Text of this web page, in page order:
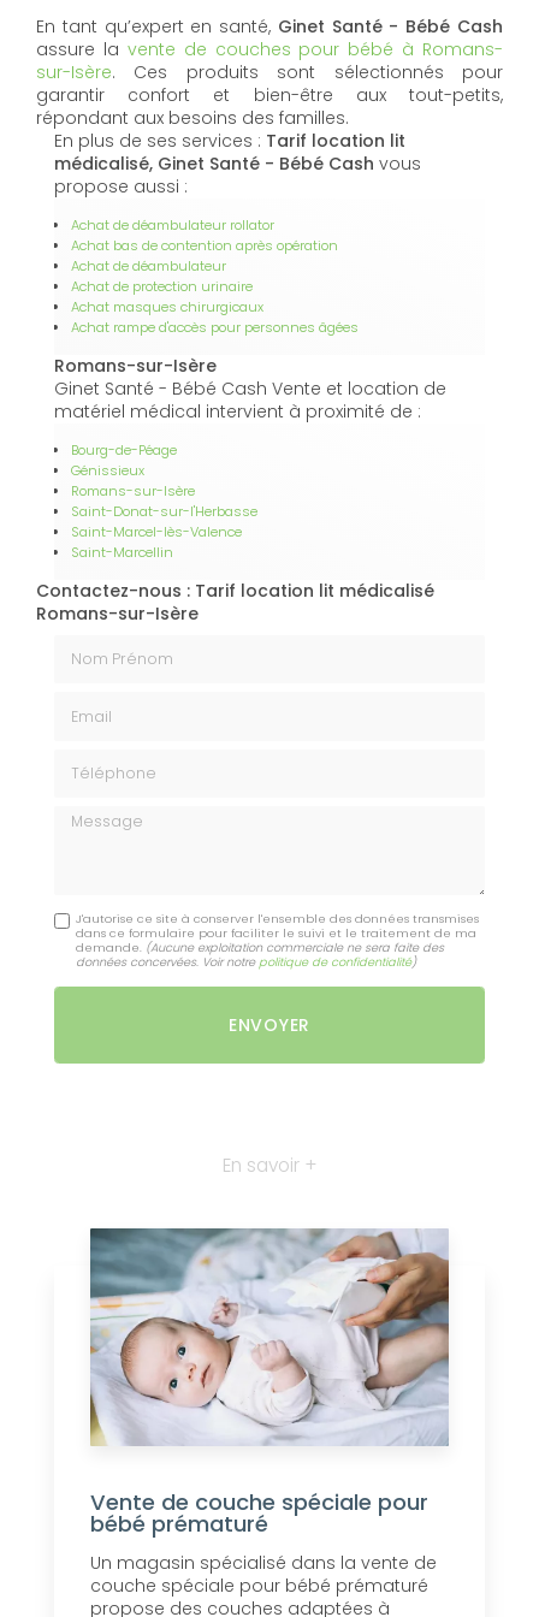
En tant qu’expert en santé, Ginet Santé - Bébé Cash
assure la vente de couches pour bébé à Romans-
sur-Isère. Ces produits sont sélectionnés pour
garantir confort et bien-être aux tout-petits,
répondant aux besoins des familles.
En plus de ses services : Tarif location lit
médicalisé, Ginet Santé - Bébé Cash vous
propose aussi :
Achat de déambulateur rollator
Achat bas de contention après opération
Achat de déambulateur
Achat de protection urinaire
Achat masques chirurgicaux
Achat rampe d'accès pour personnes âgées
Romans-sur-Isère
Ginet Santé - Bébé Cash Vente et location de
matériel médical intervient à proximité de :
Bourg-de-Péage
Génissieux
Romans-sur-Isère
Saint-Donat-sur-l'Herbasse
Saint-Marcel-lès-Valence
Saint-Marcellin
Contactez-nous : Tarif location lit médicalisé
Romans-sur-Isère
Message
J'autorise ce site à conserver l'ensemble des données transmises
dans ce formulaire pour faciliter le suivi et le traitement de ma
demande. (Aucune exploitation commerciale ne sera faite des
données concervées. Voir notre politique de confidentialité)
En savoir +
Vente de couche spéciale pour
bébé prématuré
Un magasin spécialisé dans la vente de
couche spéciale pour bébé prématuré
propose des couches adaptées à